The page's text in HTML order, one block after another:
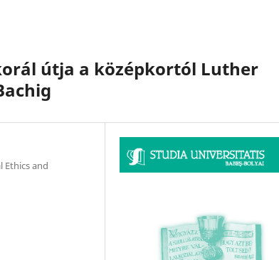
útja a középkortól Luther
Ethics and